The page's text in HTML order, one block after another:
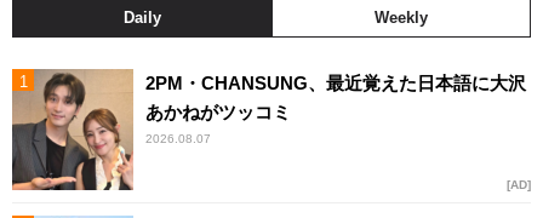
Daily Weekly
2PM・CHANSUNG、最近覚えた日本語に大沢
あかねがツッコミ
2026.08.07
AD